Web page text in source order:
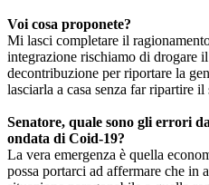
Voi cosa proponete?
Mi lasci completare il
integrazione rischiamo di drogare
decontribuzione per riportare la
lasciarla a casa senza far ripartire il
Senatore, quale sono gli errori
ondata di Coid-19?
La vera emergenza è quella
possa portarci ad affermare che in